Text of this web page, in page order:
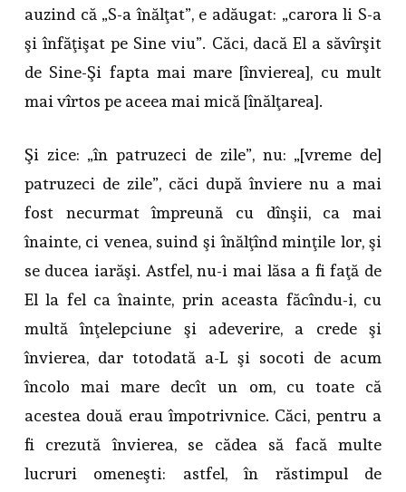
auzind că „S-a înălţat”, e adăugat: „carora li S-a
şi înfăţişat pe Sine viu”. Căci, dacă El a săvîrşit
de Sine-Şi fapta mai mare [învierea], cu mult
mai vîrtos pe aceea mai mică [înălţarea].
Şi zice: „în patruzeci de zile”, nu: „[vreme de]
patruzeci de zile”, căci după înviere nu a mai
fost necurmat împreună cu dînşii, ca mai
înainte, ci venea, suind şi înălţînd minţile lor, şi
se ducea iarăşi. Astfel, nu-i mai lăsa a fi faţă de
El la fel ca înainte, prin aceasta făcîndu-i, cu
multă înţelepciune şi adeverire, a crede şi
învierea, dar totodată a-L şi socoti de acum
încolo mai mare decît un om, cu toate că
acestea două erau împotrivnice. Căci, pentru a
fi crezută învierea, se cădea să facă multe
lucruri omeneşti: astfel, în răstimpul de